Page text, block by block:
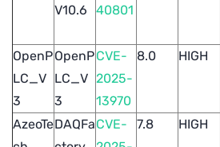
V10.6
40801
OpenP
LC_V
3
OpenP
LC_V
3
CVE-
2025-
13970
8.0 HIGH
AzeoTeDAQFaCVE-
7.8 HIGH